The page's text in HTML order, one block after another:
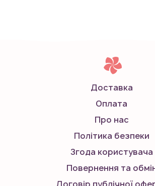
Доставка
Оплата
Про нас
Політика безпеки
Згода користувача
Повернення та